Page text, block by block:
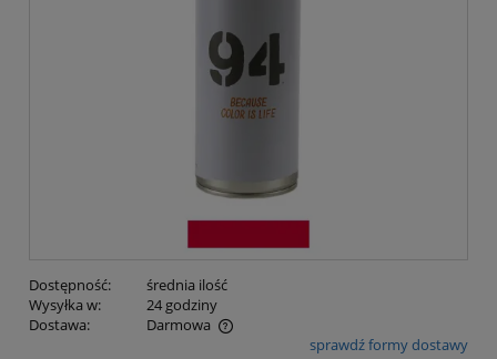
Dostępność:
średnia ilość
Wysyłka w:
24 godziny
Dostawa:
Darmowa
Cena nie zawiera ewentualnych kosztów płatnościsprawdź formy dostawy